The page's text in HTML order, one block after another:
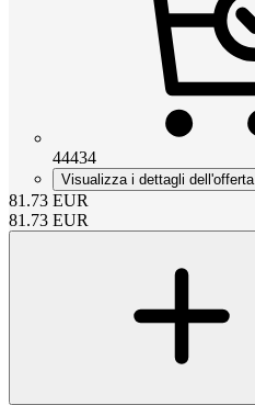
44434
Visualizza i dettagli dell'offerta
81.73 EUR
81.73 EUR